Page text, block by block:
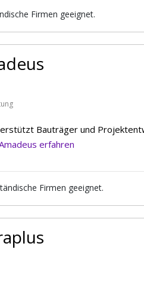
Firmen geeignet.
Bauträger und
erfahren
Firmen geeignet.